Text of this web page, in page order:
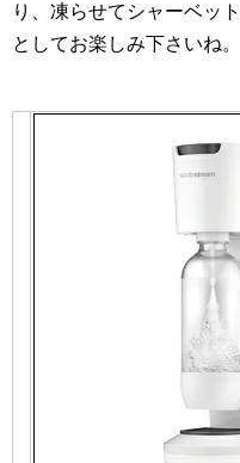
り、凍らせてシャーベッ
としてお楽しみ下さいね。